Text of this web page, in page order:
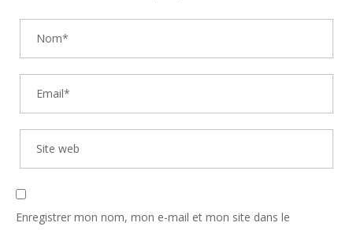
Enregistrer mon nom, mon e-mail et mon site dans le